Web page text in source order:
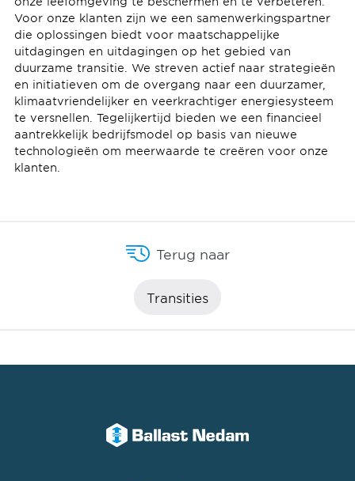
Voor onze klanten zijn we een samenwerkingspartner
die oplossingen biedt voor maatschappelijke
uitdagingen en uitdagingen op het gebied van
duurzame transitie. We streven actief naar strategieën
en initiatieven om de overgang naar een duurzamer,
klimaatvriendelijker en veerkrachtiger energiesysteem
te versnellen. Tegelijkertijd bieden we een financieel
aantrekkelijk bedrijfsmodel op basis van nieuwe
technologieën om meerwaarde te creëren voor onze
klanten.
Terug naar
Transities